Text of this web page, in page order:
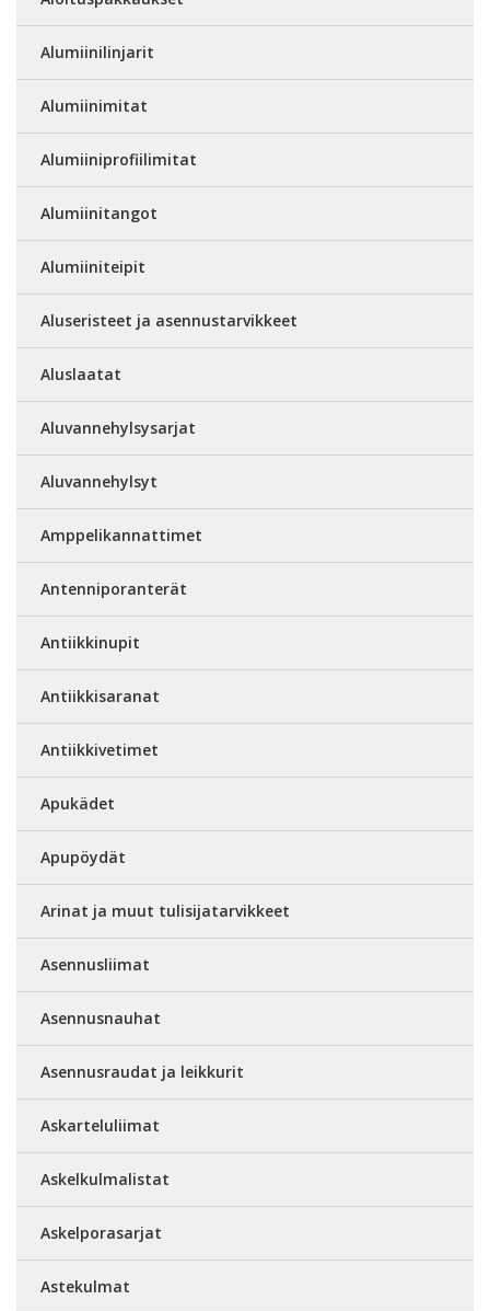
Alumiinilinjarit
Alumiinimitat
Alumiiniprofiilimitat
Alumiinitangot
Alumiiniteipit
Aluseristeet ja asennustarvikkeet
Aluslaatat
Aluvannehylsysarjat
Aluvannehylsyt
Amppelikannattimet
Antenniporanterät
Antiikkinupit
Antiikkisaranat
Antiikkivetimet
Apukädet
Apupöydät
Arinat ja muut tulisijatarvikkeet
Asennusliimat
Asennusnauhat
Asennusraudat ja leikkurit
Askarteluliimat
Askelkulmalistat
Askelporasarjat
Astekulmat